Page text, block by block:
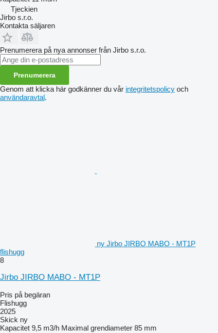
Tjeckien
Jirbo s.r.o.
Kontakta säljaren
Prenumerera på nya annonser från Jirbo s.r.o.
Prenumerera
Genom att klicka här godkänner du vår integritetspolicy och
användaravtal.
ny Jirbo JIRBO MABO - MT1P
flishugg
8
Jirbo JIRBO MABO - MT1P
Pris på begäran
Flishugg
2025
Skick ny
Kapacitet 9,5 m3/h Maximal grendiameter 85 mm